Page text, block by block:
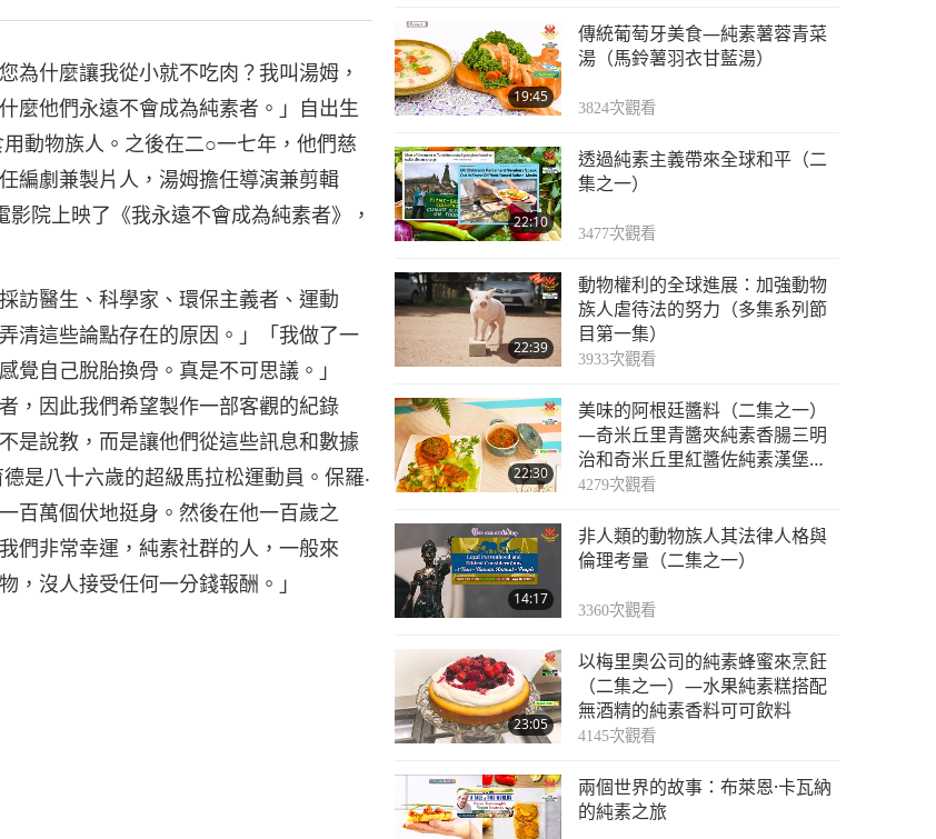
為什麼讓我從小就不吃肉？我叫湯姆，
麼他們永遠不會成為純素者。」自出生
動物族人。之後在二○一七年，他們慈
編劇兼製片人，湯姆擔任導演兼剪輯
院上映了《我永遠不會成為純素者》，
訪醫生、科學家、環保主義者、運動
這些論點存在的原因。」「我做了一
自己脫胎換骨。真是不可思議。」
，因此我們希望製作一部客觀的紀錄
是說教，而是讓他們從這些訊息和數據
是八十六歲的超級馬拉松運動員。保羅‧
百萬個伏地挺身。然後在他一百歲之
們非常幸運，純素社群的人，一般來
，沒人接受任何一分錢報酬。」
19:45
傳統葡萄牙美食—純素薯蓉青菜
湯（馬鈴薯羽衣甘藍湯）
3824次觀看
22:10
透過純素主義帶來全球和平（二
集之一）
3477次觀看
22:39
動物權利的全球進展：加強動物
族人虐待法的努力（多集系列節
目第一集）
3933次觀看
22:30
美味的阿根廷醬料（二集之一）
—奇米丘里青醬夾純素香腸三明
治和奇米丘里紅醬佐純素漢堡餡
料
4279次觀看
14:17
非人類的動物族人其法律人格與
倫理考量（二集之一）
3360次觀看
23:05
以梅里奧公司的純素蜂蜜來烹飪
（二集之一）—水果純素糕搭配
無酒精的純素香料可可飲料
4145次觀看
兩個世界的故事：布萊恩·卡瓦納
的純素之旅